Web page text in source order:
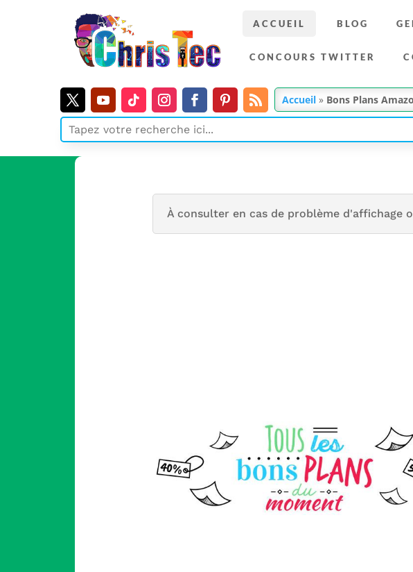
ACCUEIL BLOG
CONCOURS TWITTER
Accueil » Bons Plans
À consulter en cas de problème d'affichage